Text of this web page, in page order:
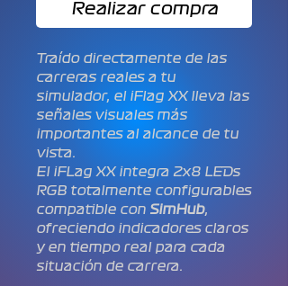
Realizar compra
Traído directamente de las
carreras reales a tu
simulador, el iFlag XX lleva las
señales visuales más
importantes al alcance de tu
vista.
El iFLag XX integra 2x8 LEDs
RGB totalmente configurables
compatible con SimHub,
ofreciendo indicadores claros
y en tiempo real para cada
situación de carrera.